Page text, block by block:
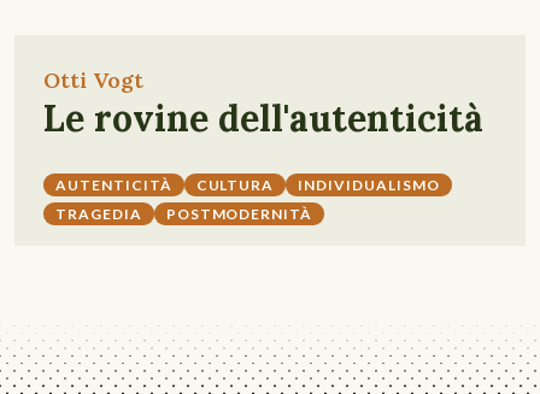
Otti Vogt
Le rovine dell'autenticità
AUTENTICITÀ CULTURA
INDIVIDUALISMO
TRAGEDIA
POSTMODERNITÀ